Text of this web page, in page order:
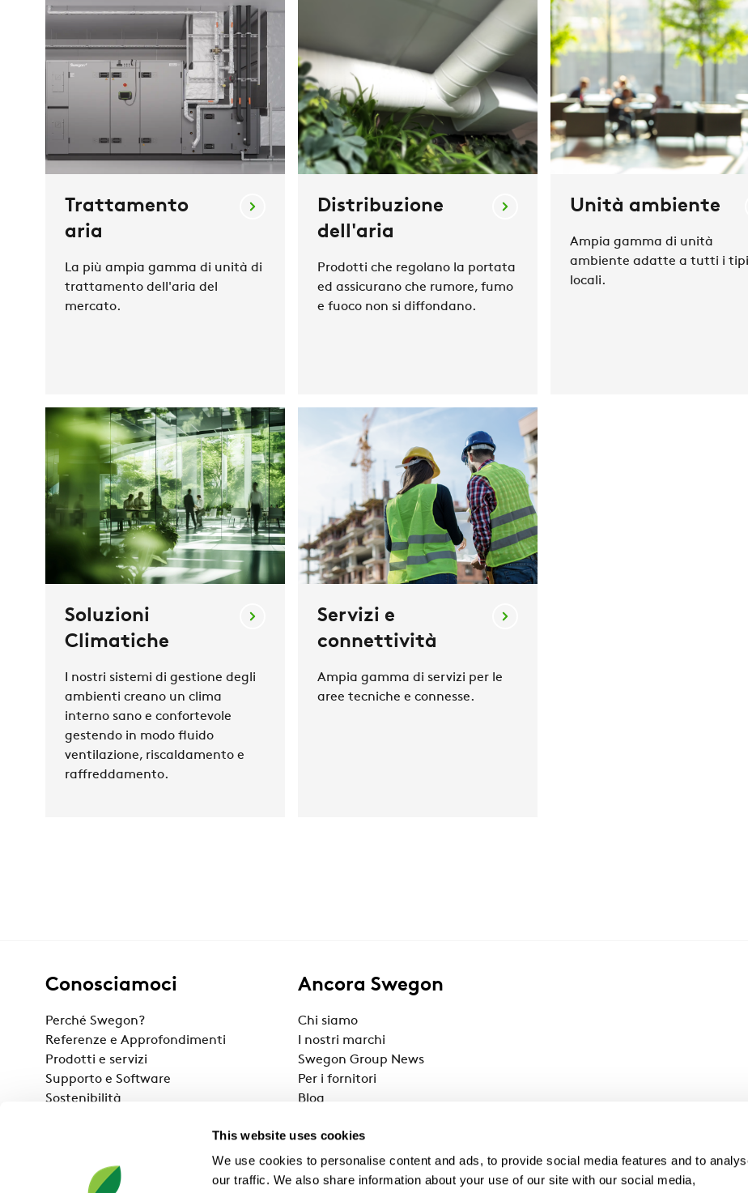
This website uses cookies
We use cookies to personalise content and ads, to provide social media features and to
our traffic. We also share information about your use of our site with our social media,
Trattamento
aria
La più ampia gamma di unità di
trattamento dell'aria del
mercato.
Distribuzione
dell'aria
Prodotti che regolano la portata
ed assicurano che rumore, fumo
e fuoco non si diffondano.
Unità ambiente
Ampia gamma di unità
ambiente adatte a tutti i
locali.
Soluzioni
Climatiche
I nostri sistemi di gestione degli
ambienti creano un clima
interno sano e confortevole
gestendo in modo fluido
ventilazione, riscaldamento e
raffreddamento.
Servizi e
connettività
Ampia gamma di servizi per le
aree tecniche e connesse.
Conosciamoci
Perché Swegon?
Referenze e Approfondimenti
Prodotti e servizi
Supporto e Software
Sostenibilità
Ancora Swegon
Chi siamo
I nostri marchi
Swegon Group News
Per i fornitori
Blog